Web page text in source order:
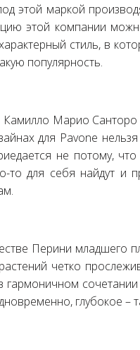
этой маркой
этой компании
стиль, в
популярность.
Камилло Марио Санторо
для Pavone
не потому,
то для себя найдут и
Перини младшего
четко
гармоничном
глубокое –